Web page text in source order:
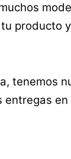
producto
tenemos